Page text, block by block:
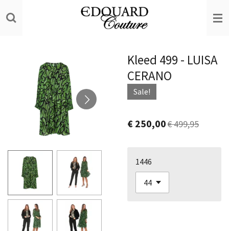
direct
Kleed 499 - LUISA
CERANO
Sale!
€ 250,00€ 499,95
1446